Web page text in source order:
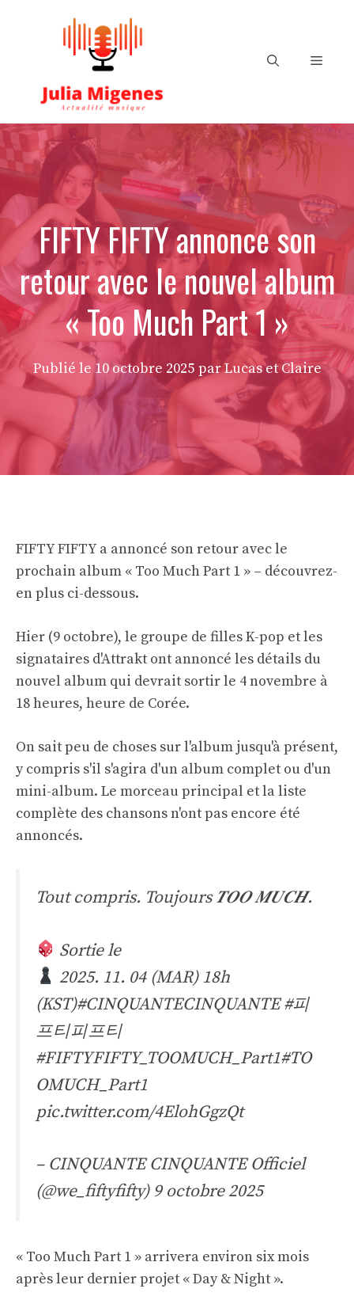
Menu
FIFTY FIFTY annonce son
retour avec le nouvel album
« Too Much Part 1 »
Publié le10 octobre 2025 par Lucas et Claire
FIFTY FIFTY a annoncé son retour avec le
prochain album « Too Much Part 1 » – découvrez-
en plus ci-dessous.
Hier (9 octobre), le groupe de filles K-pop et les
signataires d'Attrakt ont annoncé les détails du
nouvel album qui devrait sortir le 4 novembre à
18 heures, heure de Corée.
On sait peu de choses sur l'album jusqu'à présent,
y compris s'il s'agira d'un album complet ou d'un
mini-album. Le morceau principal et la liste
complète des chansons n'ont pas encore été
annoncés.
Tout compris. Toujours 𝑻𝑶𝑶 𝑴𝑼𝑪𝑯.
Sortie le
2025. 11. 04 (MAR) 18h
(KST)#CINQUANTECINQUANTE #피
프티피프티
#FIFTYFIFTY_TOOMUCH_Part1#TO
OMUCH_Part1
pic.twitter.com/4ElohGgzQt
– CINQUANTE CINQUANTE Officiel
(@we_fiftyfifty) 9 octobre 2025
« Too Much Part 1 » arrivera environ six mois
après leur dernier projet « Day & Night ».